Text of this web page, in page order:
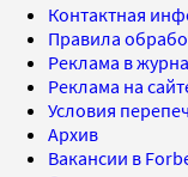
Контактная
Правила
Реклама в
Реклама на
Условия
Архив
Вакансии в